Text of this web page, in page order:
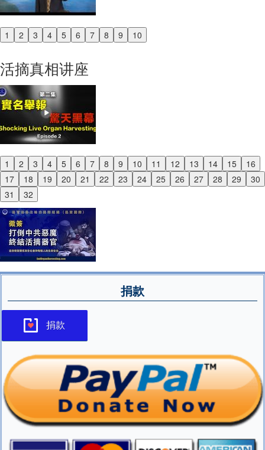
1 2 3 4 5 6 7 8 9 10
Previous
活摘真相讲座
1 2 3 4 5 6 7 8 9 10 11 12 13 14 15
16
17
18 19 20 21 22 23 24 25 26 27 28 29
30
31
32
Previous
Next
捐款
捐款